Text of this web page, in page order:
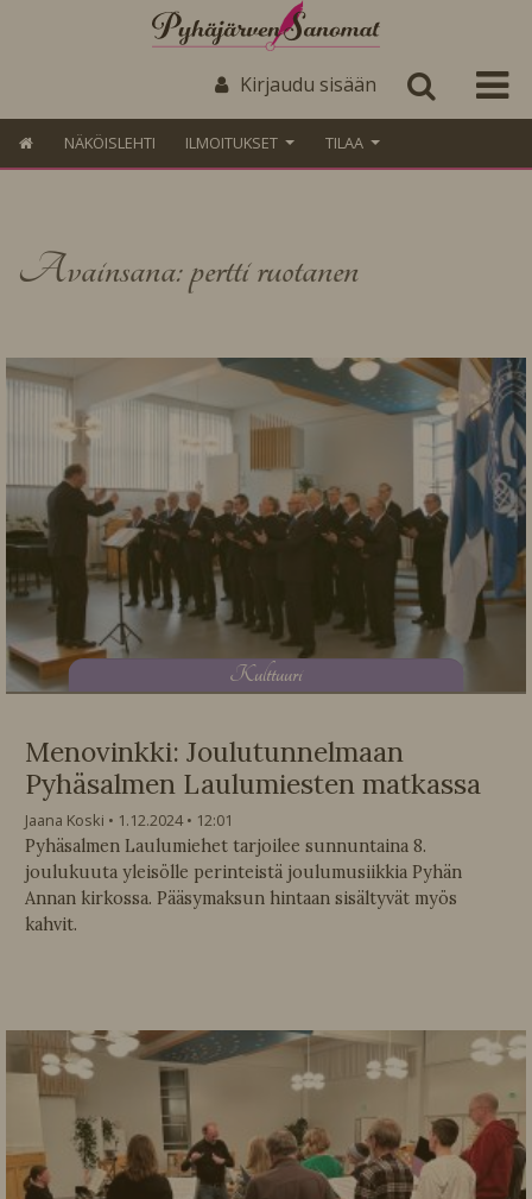
Kirjaudu sisään
NÄKÖISLEHTI ILMOITUKSET TILAA
Avainsana: pertti ruotanen
Kulttuuri
Menovinkki: Joulutunnelmaan
Pyhäsalmen Laulumiesten matkassa
Jaana Koski 1.12.2024
12:01
Pyhäsalmen Laulumiehet tarjoilee sunnuntaina 8.
joulukuuta yleisölle perinteistä joulumusiikkia Pyhän
Annan kirkossa. Pääsymaksun hintaan sisältyvät myös
kahvit.